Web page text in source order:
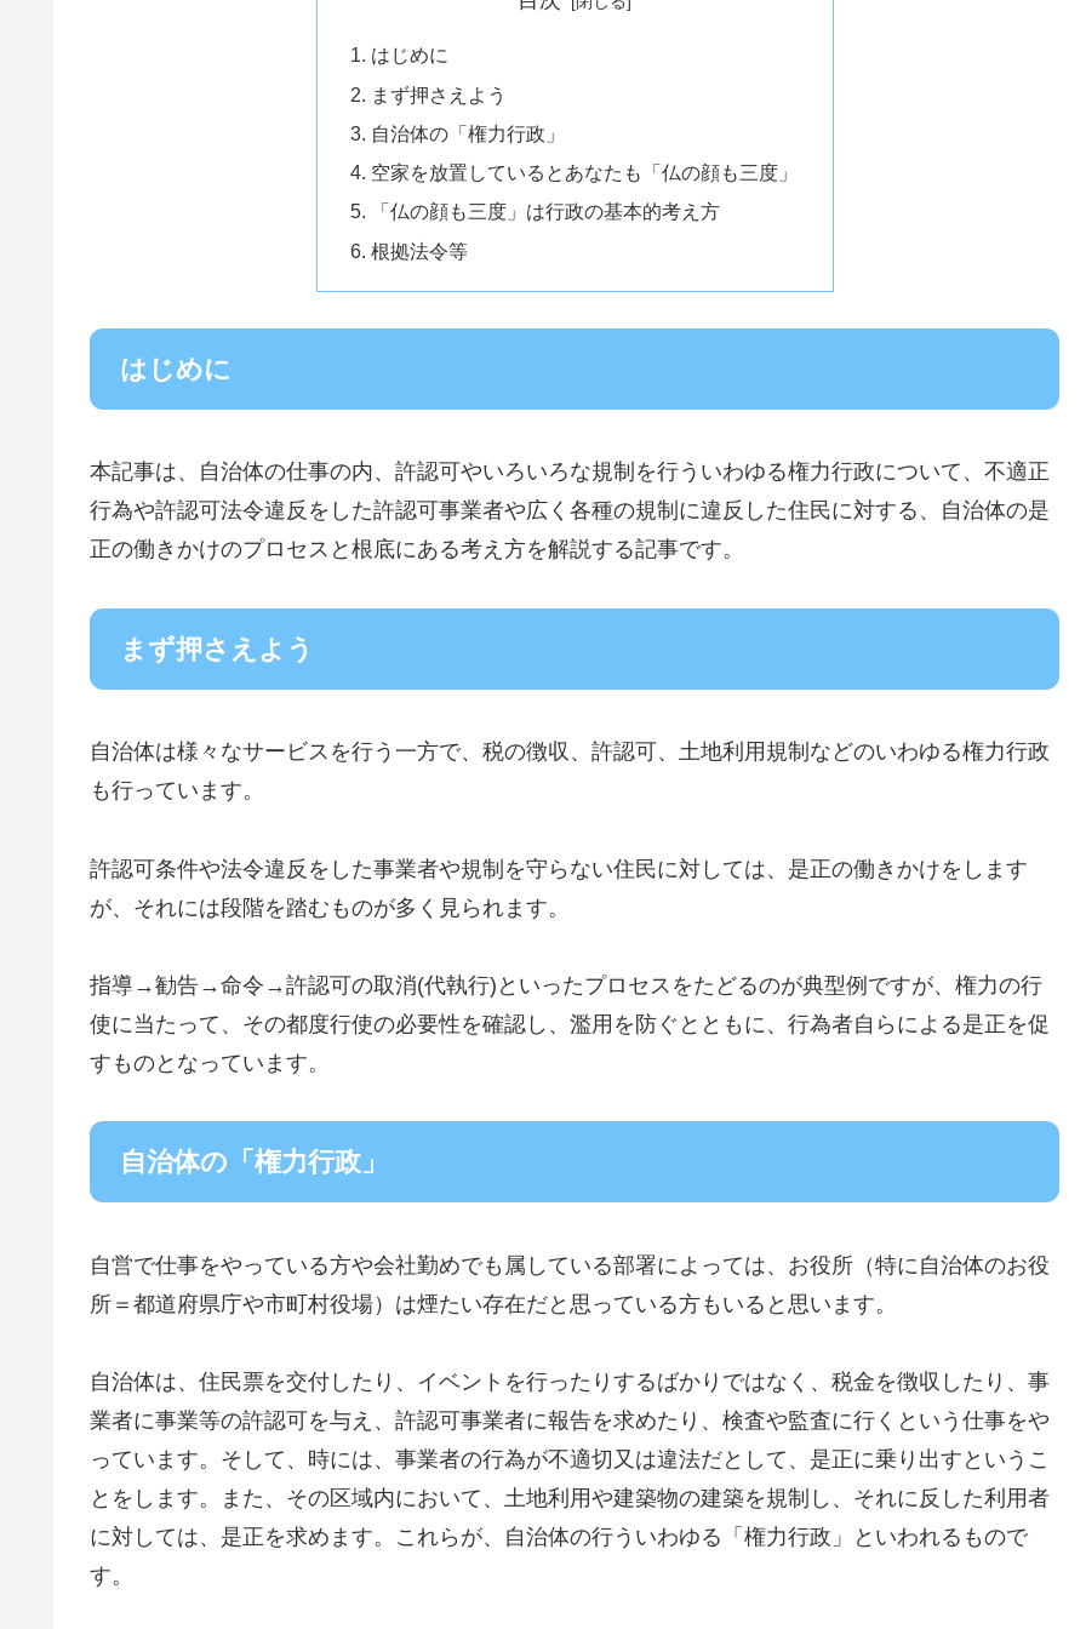
はじめに
まず押さえよう
自治体の「権力行政」
空家を放置しているとあなたも「仏の顔も三度」
「仏の顔も三度」は行政の基本的考え方
根拠法令等
はじめに
本記事は、自治体の仕事の内、許認可やいろいろな規制を行ういわゆる権力行政について、不適正
行為や許認可法令違反をした許認可事業者や広く各種の規制に違反した住民に対する、自治体の是
正の働きかけのプロセスと根底にある考え方を解説する記事です。
まず押さえよう
自治体は様々なサービスを行う一方で、税の徴収、許認可、土地利用規制などのいわゆる権力行政
も行っています。
許認可条件や法令違反をした事業者や規制を守らない住民に対しては、是正の働きかけをします
が、それには段階を踏むものが多く見られます。
指導→勧告→命令→許認可の取消(代執行)といったプロセスをたどるのが典型例ですが、権力の行
使に当たって、その都度行使の必要性を確認し、濫用を防ぐとともに、行為者自らによる是正を促
すものとなっています。
自治体の「権力行政」
自営で仕事をやっている方や会社勤めでも属している部署によっては、お役所（特に自治体のお役
所＝都道府県庁や市町村役場）は煙たい存在だと思っている方もいると思います。
自治体は、住民票を交付したり、イベントを行ったりするばかりではなく、税金を徴収したり、事
業者に事業等の許認可を与え、許認可事業者に報告を求めたり、検査や監査に行くという仕事をや
っています。そして、時には、事業者の行為が不適切又は違法だとして、是正に乗り出すというこ
とをします。また、その区域内において、土地利用や建築物の建築を規制し、それに反した利用者
に対しては、是正を求めます。これらが、自治体の行ういわゆる「権力行政」といわれるもので
す。